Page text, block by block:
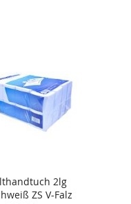
2lg
ZS V-Falz